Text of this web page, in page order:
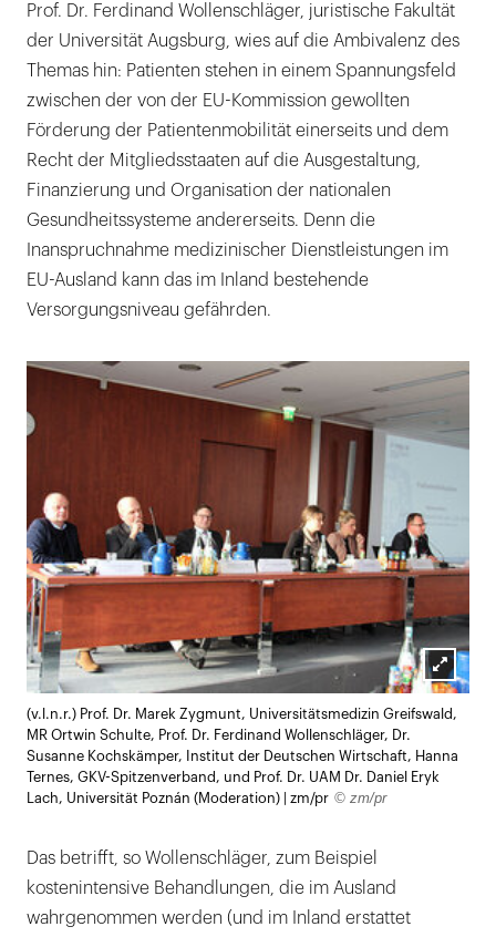
Prof. Dr. Ferdinand Wollenschläger, juristische Fakultät
der Universität Augsburg, wies auf die Ambivalenz des
Themas hin: Patienten stehen in einem Spannungsfeld
zwischen der von der EU-Kommission gewollten
Förderung der Patientenmobilität einerseits und dem
Recht der Mitgliedsstaaten auf die Ausgestaltung,
Finanzierung und Organisation der nationalen
Gesundheitssysteme andererseits. Denn die
Inanspruchnahme medizinischer Dienstleistungen im
EU-Ausland kann das im Inland bestehende
Versorgungsniveau gefährden.
öffnen
(v.l.n.r.) Prof. Dr. Marek Zygmunt, Universitätsmedizin Greifswald,
MR Ortwin Schulte, Prof. Dr. Ferdinand Wollenschläger, Dr.
Susanne Kochskämper, Institut der Deutschen Wirtschaft, Hanna
Ternes, GKV-Spitzenverband, und Prof. Dr. UAM Dr. Daniel Eryk
Lach, Universität Poznán (Moderation) | zm/pr © zm/pr
Das betrifft, so Wollenschläger, zum Beispiel
kostenintensive Behandlungen, die im Ausland
wahrgenommen werden (und im Inland erstattet